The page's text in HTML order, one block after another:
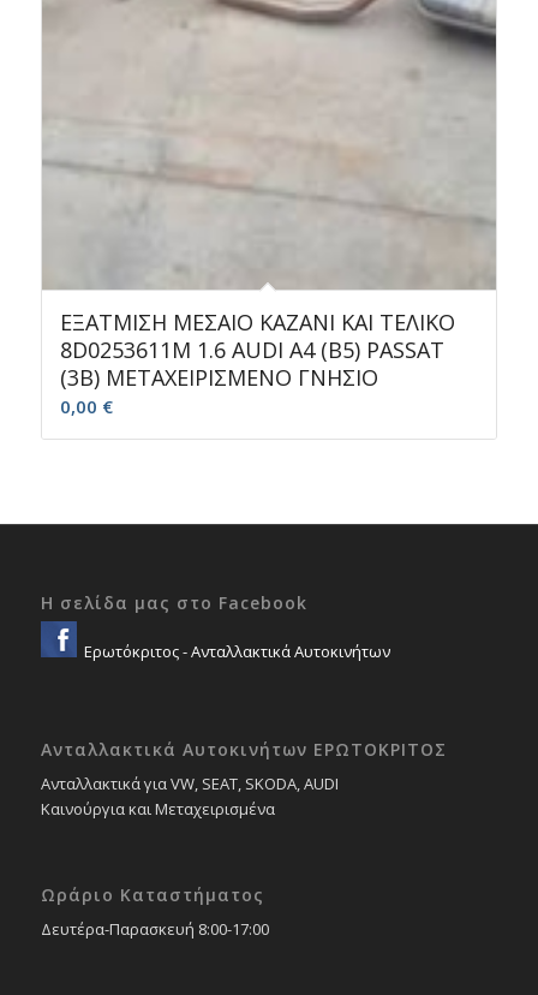
ΕΞΑΤΜΙΣΗ ΜΕΣΑΙΟ ΚΑΖΑΝΙ ΚΑΙ ΤΕΛΙΚΟ
8D0253611M 1.6 AUDI A4 (B5) PASSAT
(3B) ΜΕΤΑΧΕΙΡΙΣΜΕΝΟ ΓΝΗΣΙΟ
0,00 €
Η σελίδα μας στο Facebook
Ερωτόκριτος - Ανταλλακτικά Αυτοκινήτων
Ανταλλακτικά Αυτοκινήτων ΕΡΩΤΟΚΡΙΤΟΣ
Ανταλλακτικά για VW, SEAT, SKODA, AUDI
Καινούργια και Μεταχειρισμένα
Ωράριο Καταστήματος
Δευτέρα-Παρασκευή 8:00-17:00